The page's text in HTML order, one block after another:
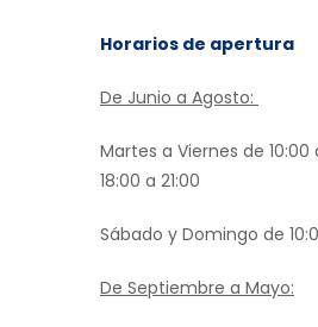
Horarios de apertura
De Junio a Agosto:
Martes a Viernes de 10:00
18:00 a 21:00
Sábado y Domingo de
De Septiembre a Mayo: